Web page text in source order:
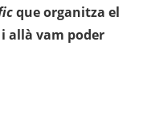
que organitza el
allà vam poder